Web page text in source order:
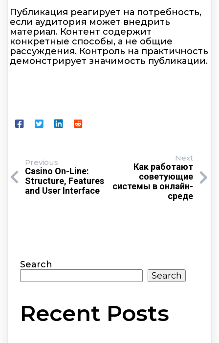
Публикация реагирует на потребность,
если аудитория может внедрить
материал. Контент содержит
конкретные способы, а не общие
рассуждения. Контроль на практичность
демонстрирует значимость публикации.
Previous
Casino On-Line:
Structure, Features
and User Interface
Next
Как работают
советующие
системы в онлайн-
среде
Search
Search
Recent Posts